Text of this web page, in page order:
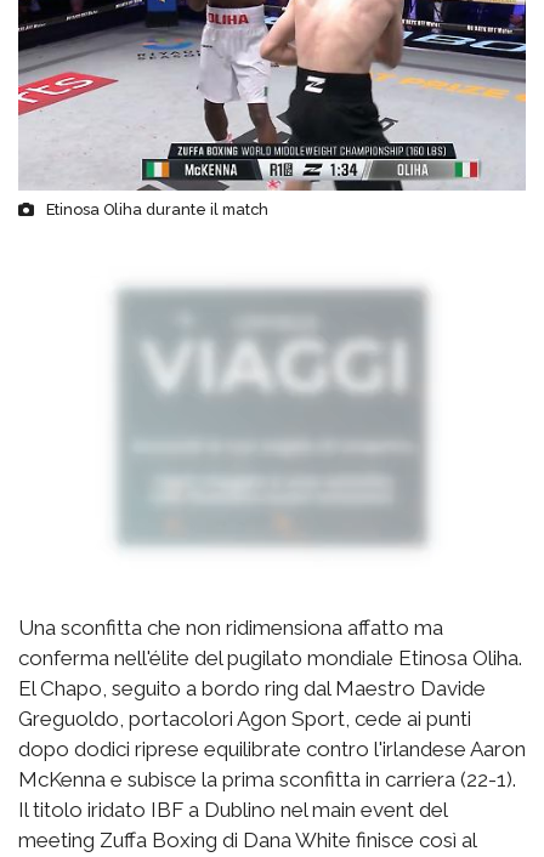
Etinosa Oliha durante il match
Una sconfitta che non ridimensiona affatto ma
conferma nell'élite del pugilato mondiale Etinosa Oliha.
El Chapo, seguito a bordo ring dal Maestro Davide
Greguoldo, portacolori Agon Sport, cede ai punti
dopo dodici riprese equilibrate contro l'irlandese Aaron
McKenna e subisce la prima sconfitta in carriera (22-1).
Il titolo iridato IBF a Dublino nel main event del
meeting Zuffa Boxing di Dana White finisce così al